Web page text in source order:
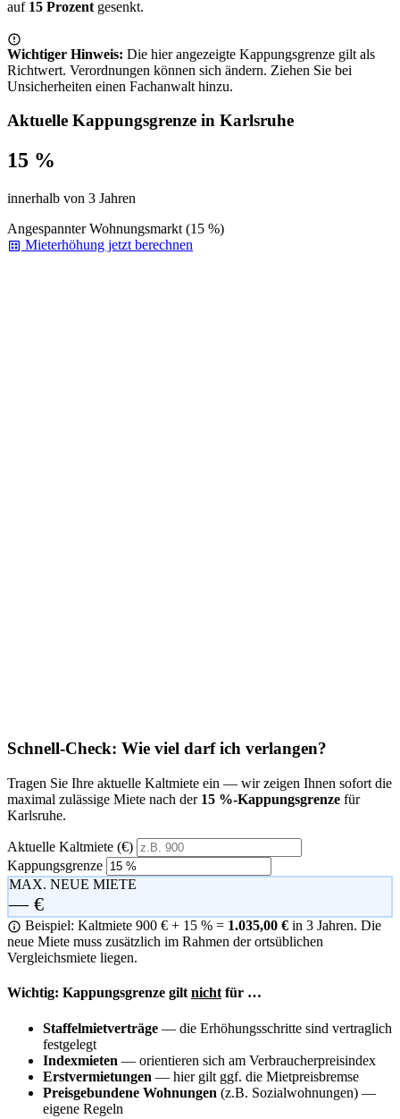
auf 15 Prozent gesenkt.
Wichtiger Hinweis: Die hier angezeigte Kappungsgrenze gilt als
Richtwert. Verordnungen können sich ändern. Ziehen Sie bei
Unsicherheiten einen Fachanwalt hinzu.
Aktuelle Kappungsgrenze in Karlsruhe
15 %
innerhalb von 3 Jahren
Angespannter Wohnungsmarkt (15 %)
Mieterhöhung jetzt berechnen
Schnell-Check: Wie viel darf ich verlangen?
Tragen Sie Ihre aktuelle Kaltmiete ein — wir zeigen Ihnen sofort die
maximal zulässige Miete nach der 15 %-Kappungsgrenze für
Karlsruhe.
Aktuelle Kaltmiete (€)
Kappungsgrenze
MAX. NEUE MIETE
— €
Beispiel: Kaltmiete 900 € + 15 % = 1.035,00 € in 3 Jahren. Die
neue Miete muss zusätzlich im Rahmen der ortsüblichen
Vergleichsmiete liegen.
Wichtig: Kappungsgrenze giltnichtfür …
Staffelmietverträge — die Erhöhungsschritte sind vertraglich
festgelegt
Indexmieten — orientieren sich am Verbraucherpreisindex
Erstvermietungen — hier gilt ggf. die Mietpreisbremse
Preisgebundene Wohnungen (z.B. Sozialwohnungen) —
eigene Regeln